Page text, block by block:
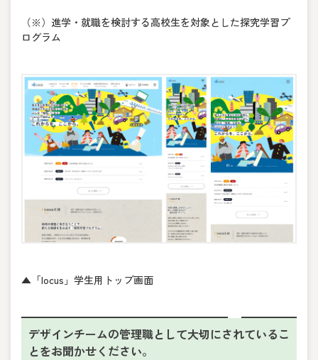
（※）進学・就職を検討する高校生を対象とした探究学習プ
ログラム
▲「locus」学生用トップ画面
デザインチームの管理職として大切にされているこ
とをお聞かせください。